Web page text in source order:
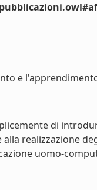
e
di
realizzazione
uomo-